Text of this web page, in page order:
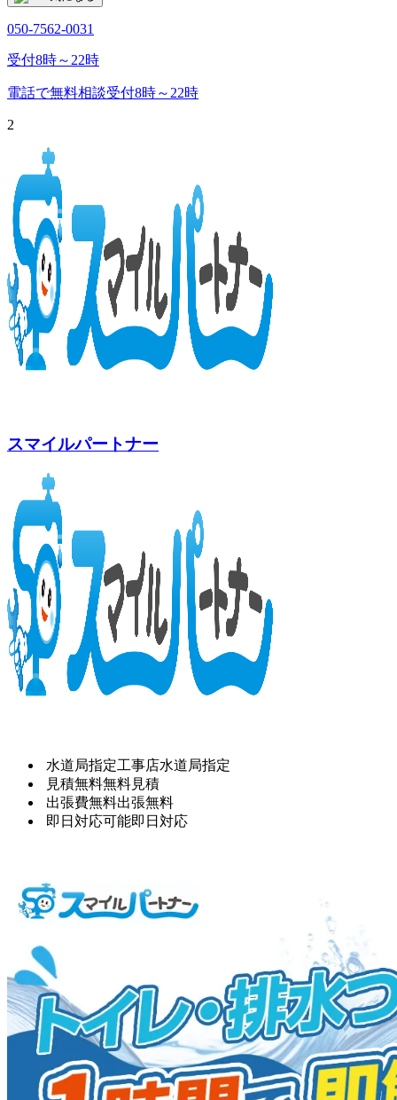
050-7562-0031
受付8時～22時
電話で無料相談受付8時～22時
2
スマイルパートナー
水道局指定工事店水道局指定
見積無料無料見積
出張費無料出張無料
即日対応可能即日対応